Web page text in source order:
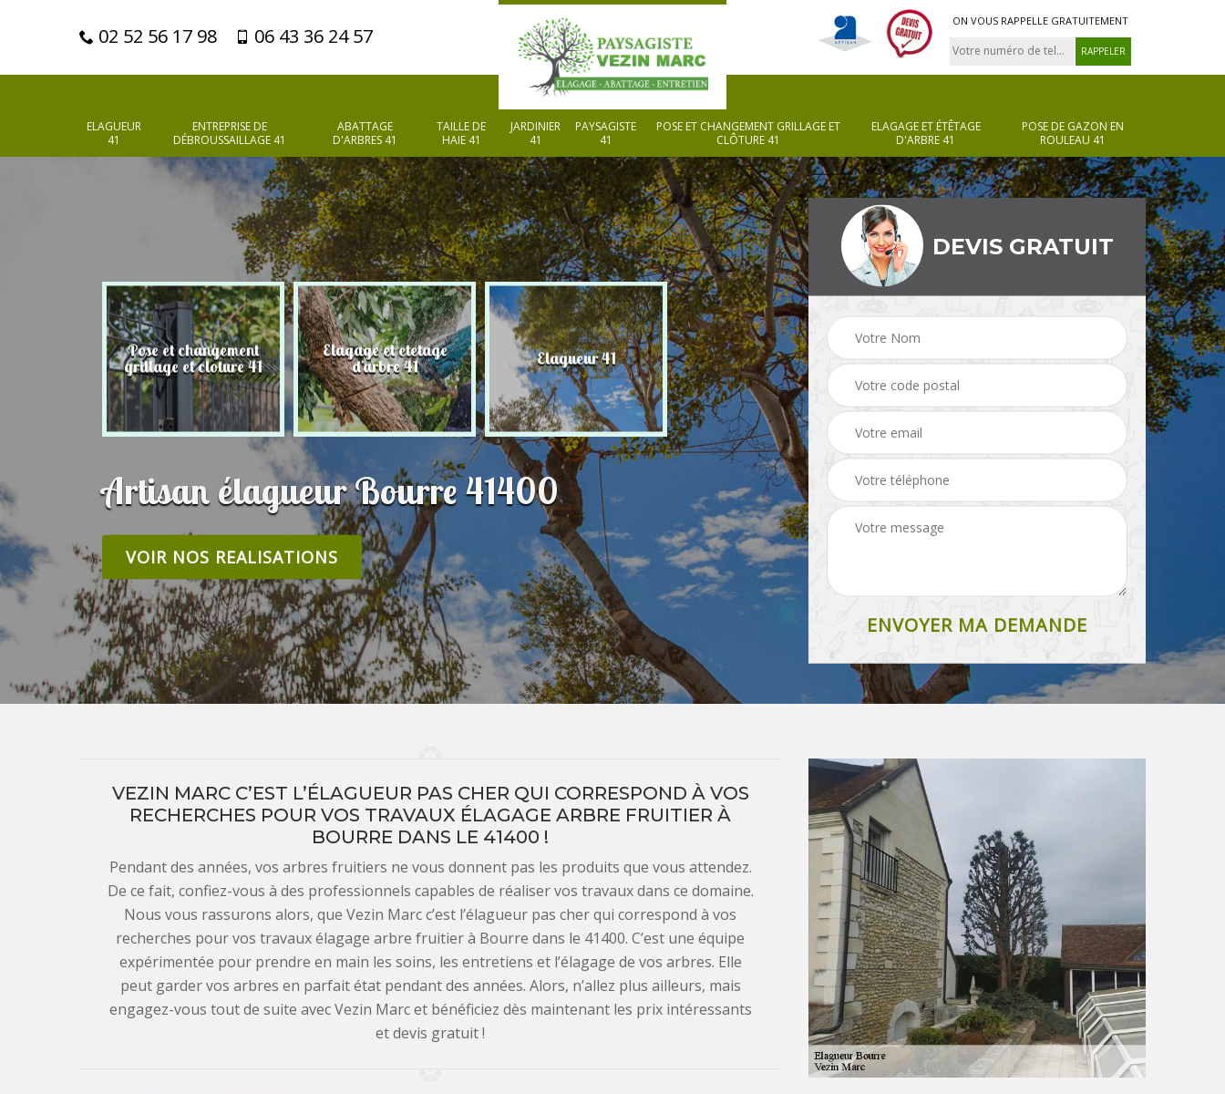
02 52 56 17 98 06 43 36 24 57
ON VOUS RAPPELLE GRATUITEMENT
ELAGUEUR
41
ENTREPRISE DE
DÉBROUSSAILLAGE 41
ABATTAGE
D'ARBRES 41
TAILLE DE
HAIE 41
JARDINIER
41
PAYSAGISTE
41
POSE ET CHANGEMENT GRILLAGE ET
CLÔTURE 41
ELAGAGE ET ÉTÊTAGE
D'ARBRE 41
POSE DE GAZON EN
ROULEAU 41
Pose et changement
grillage et cloture 41
Elagage et etetage
d'arbre 41 Elagueur 41 Paysagiste 41 Pose de gazon en
rouleau 41 Taille de haie 41
Artisan élagueur Bourre 41400
VOIR NOS REALISATIONS
DEVIS GRATUIT
VEZIN MARC C’EST L’ÉLAGUEUR PAS CHER QUI CORRESPOND À VOS
RECHERCHES POUR VOS TRAVAUX ÉLAGAGE ARBRE FRUITIER À
BOURRE DANS LE 41400 !
Pendant des années, vos arbres fruitiers ne vous donnent pas les produits que vous attendez.
De ce fait, confiez-vous à des professionnels capables de réaliser vos travaux dans ce domaine.
Nous vous rassurons alors, que Vezin Marc c’est l’élagueur pas cher qui correspond à vos
recherches pour vos travaux élagage arbre fruitier à Bourre dans le 41400. C’est une équipe
expérimentée pour prendre en main les soins, les entretiens et l’élagage de vos arbres. Elle
peut garder vos arbres en parfait état pendant des années. Alors, n’allez plus ailleurs, mais
engagez-vous tout de suite avec Vezin Marc et bénéficiez dès maintenant les prix intéressants
et devis gratuit !